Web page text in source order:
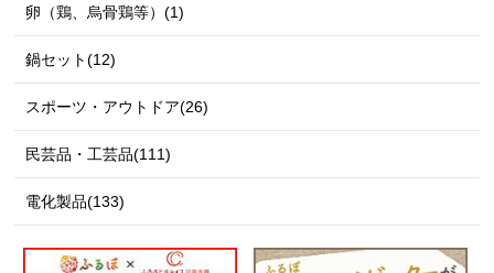
卵（鶏、烏骨鶏等）(1)
鍋セット(12)
スポーツ・アウトドア(26)
民芸品・工芸品(111)
電化製品(133)